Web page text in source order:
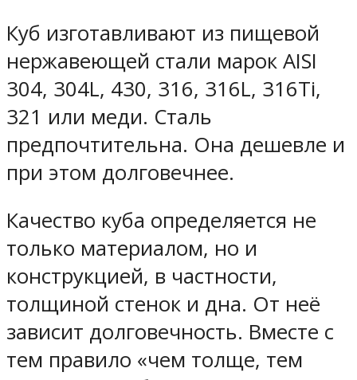
Куб изготавливают из пищевой
нержавеющей стали марок AISI
304, 304L, 430, 316, 316L, 316Ti,
321 или меди. Сталь
предпочтительна. Она дешевле и
при этом долговечнее.
Качество куба определяется не
только материалом, но и
конструкцией, в частности,
толщиной стенок и дна. От неё
зависит долговечность. Вместе с
тем правило «чем толще, тем